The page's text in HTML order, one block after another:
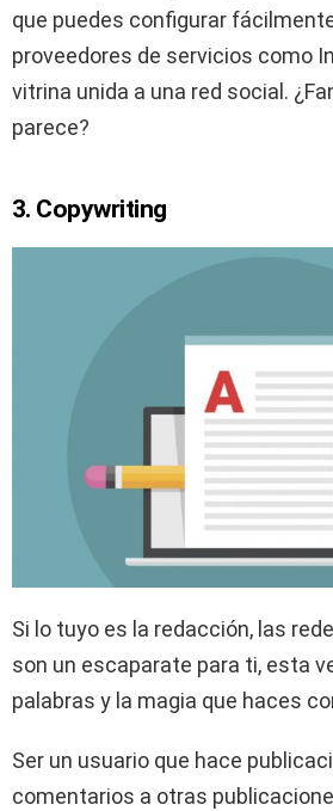
que puedes configurar
proveedores de servicios como
vitrina unida a una red social.
parece?
3. Copywriting
Si lo tuyo es la redacción, las
son un escaparate para ti, esta
palabras y la magia que haces
Ser un usuario que hace
comentarios a otras